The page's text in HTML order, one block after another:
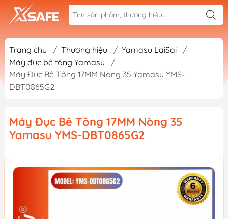
Trang chủ / Thương hiệu / Yamasu LaiSai
/
Máy đục bê tông Yamasu
/
Máy Đục Bê Tông 17MM Nòng 35 Yamasu YMS-
DBT0865G2
Máy Đục Bê Tông 17MM Nòng 35
Yamasu YMS-DBT0865G2